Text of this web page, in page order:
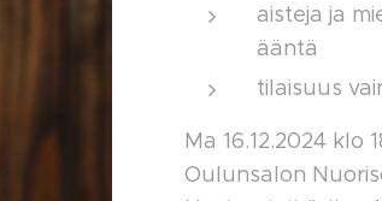
aisteja ja
ääntä
tilaisuus
Ma 16.12.2024 klo
Oulunsalon